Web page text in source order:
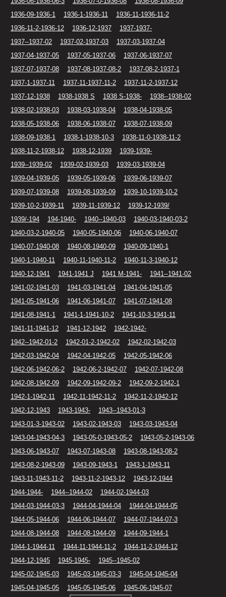
1936-09-1936-1
1936-1-1936-11
1936-11-1936-11-2
1936-11-2-1936-12
1936-12-1937
1937-1937-
1937--1937-02
1937-02-1937-03
1937-03-1937-04
1937-04-1937-05
1937-05-1937-06
1937-06-1937-07
1937-07-1937-08
1937-08-1937-08-2
1937-08-2-1937-1
1937-1-1937-11
1937-11-1937-11-2
1937-11-2-1937-12
1937-12-1938
1938-1938 S 1938 S-1938-
1938--1938-02
1938-02-1938-03
1938-03-1938-04
1938-04-1938-05
1938-05-1938-06
1938-06-1938-07
1938-07-1938-09
1938-09-1938-1
1938-1-1938-10-3
1938-11-0-1938-11-2
1938-11-2-1938-12
1938-12-1939
1939-1939-
1939--1939-02
1939-02-1939-03
1939-03-1939-04
1939-04-1939-05
1939-05-1939-06
1939-06-1939-07
1939-07-1939-08
1939-08-1939-09
1939-10-1939-10-2
1939-10-2-1939-11
1939-11-1939-12
1939-12-1939/
1939/-194
194-1940- 1940--1940-03
1940-03-1940-03-2
1940-03-2-1940-05
1940-05-1940-06
1940-06-1940-07
1940-07-1940-08
1940-08-1940-09
1940-09-1940-1
1940-1-1940-11
1940-11-1940-11-2
1940-11-3-1940-12
1940-12-1941
1941-1941 J 1941 M-1941-
1941--1941-02
1941-02-1941-03
1941-03-1941-04
1941-04-1941-05
1941-05-1941-06
1941-06-1941-07
1941-07-1941-08
1941-08-1941-1
1941-1-1941-10-2
1941-10-3-1941-11
1941-11-1941-12
1941-12-1942
1942-1942-
1942--1942-01-2
1942-01-2-1942-02
1942-02-1942-03
1942-03-1942-04
1942-04-1942-05
1942-05-1942-06
1942-06-1942-06-2
1942-06-2-1942-07
1942-07-1942-08
1942-08-1942-09
1942-09-1942-09-2
1942-09-2-1942-1
1942-1-1942-11
1942-11-1942-11-2
1942-11-2-1942-12
1942-12-1943
1943-1943-
1943--1943-01-3
1943-01-3-1943-02
1943-02-1943-03
1943-03-1943-04
1943-04-1943-04-3
1943-05-0-1943-05-2
1943-05-2-1943-06
1943-06-1943-07
1943-07-1943-08
1943-08-1943-08-2
1943-08-2-1943-09
1943-09-1943-1
1943-1-1943-11
1943-11-1943-11-2
1943-11-2-1943-12
1943-12-1944
1944-1944-
1944--1944-02
1944-02-1944-03
1944-03-1944-03-3
1944-04-1944-04
1944-04-1944-05
1944-05-1944-06
1944-06-1944-07
1944-07-1944-07-3
1944-08-1944-08
1944-08-1944-09
1944-09-1944-1
1944-1-1944-11
1944-11-1944-11-2
1944-11-2-1944-12
1944-12-1945
1945-1945-
1945--1945-02
1945-02-1945-03
1945-03-1945-03-3
1945-04-1945-04
1945-04-1945-05
1945-05-1945-06
1945-06-1945-07